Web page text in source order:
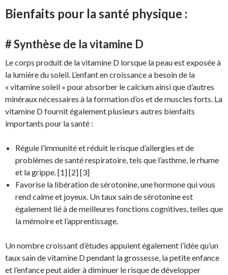
Bienfaits pour la santé physique :
# Synthèse de la vitamine D
Le corps produit de la vitamine D lorsque la peau est exposée à
la lumière du soleil. L’enfant en croissance a besoin de la
« vitamine soleil » pour absorber le calcium ainsi que d’autres
minéraux nécessaires à la formation d’os et de muscles forts. La
vitamine D fournit également plusieurs autres bienfaits
importants pour la santé :
Régule l’immunité et réduit le risque d’allergies et de
problèmes de santé respiratoire, tels que l’asthme, le rhume
et la grippe. [1] [2] [3]
Favorise la libération de sérotonine, une hormone qui vous
rend calme et joyeux. Un taux sain de sérotonine est
également lié à de meilleures fonctions cognitives, telles que
la mémoire et l’apprentissage.
Un nombre croissant d’études appuient également l’idée qu’un
taux sain de vitamine D pendant la grossesse, la petite enfance
et l’enfance peut aider à diminuer le risque de développer